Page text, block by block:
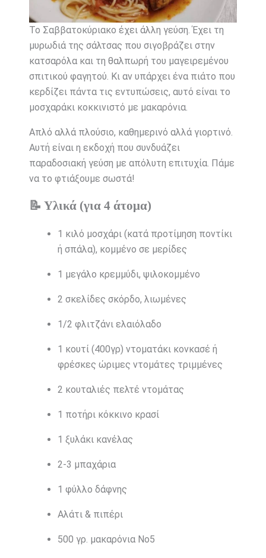
Το Σαββατοκύριακο έχει άλλη γεύση. Έχει τη
μυρωδιά της σάλτσας που σιγοβράζει στην
κατσαρόλα και τη θαλπωρή του μαγειρεμένου
σπιτικού φαγητού. Κι αν υπάρχει ένα πιάτο που
κερδίζει πάντα τις εντυπώσεις, αυτό είναι το
μοσχαράκι κοκκινιστό με μακαρόνια.
Απλό αλλά πλούσιο, καθημερινό αλλά γιορτινό.
Αυτή είναι η εκδοχή που συνδυάζει
παραδοσιακή γεύση με απόλυτη επιτυχία. Πάμε
να το φτιάξουμε σωστά!
📝 Υλικά (για 4 άτομα)
1 κιλό μοσχάρι (κατά προτίμηση ποντίκι
ή σπάλα), κομμένο σε μερίδες
1 μεγάλο κρεμμύδι, ψιλοκομμένο
2 σκελίδες σκόρδο, λιωμένες
1/2 φλιτζάνι ελαιόλαδο
1 κουτί (400γρ) ντοματάκι κονκασέ ή
φρέσκες ώριμες ντομάτες τριμμένες
2 κουταλιές πελτέ ντομάτας
1 ποτήρι κόκκινο κρασί
1 ξυλάκι κανέλας
2-3 μπαχάρια
1 φύλλο δάφνης
Αλάτι & πιπέρι
500 γρ. μακαρόνια Νο5